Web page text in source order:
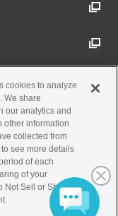
由として紛争
ます。
める条項に違
を解除できる
損害を蒙った
して損害の賠
cookies to analyze
We share
our analytics and
other information
collected from
to see more details
of each
of your
Not Sell or Share